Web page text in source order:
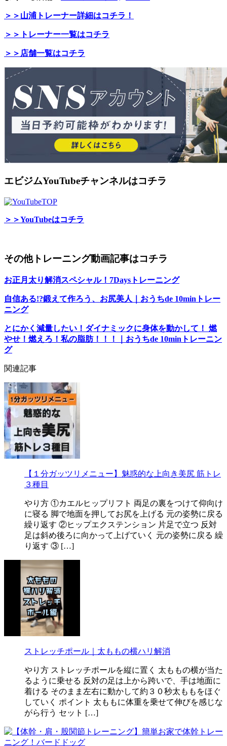
＞＞山浦トレーナー詳細はコチラ！
＞＞トレーナー一覧はコチラ
＞＞店舗一覧はコチラ
エビジムYouTubeチャンネルはコチラ
＞＞YouTubeはコチラ
その他トレーニング動画記事はコチラ
お正月太り解消スペシャル！7Daysトレーニング
自信ある!?鍛えて作ろう、お尻美人｜おうちde 10minトレー
ニング
とにかく減量したい！ダイナミックに身体を動かして！ 燃
やせ！燃えろ！私の脂肪！！！｜おうちde 10minトレーニン
グ
関連記事
【１分ガッツリメニュー】魅惑的な上向き美尻 筋トレ
３種目
やり方 ①カエルヒップリフト 両足の裏をつけて仰向け
に寝る 脚で地面を押してお尻を上げる 元の姿勢に戻る
繰り返す ②ヒップエクステンション 片足で立つ 反対
足は斜め後ろに向かって上げていく 元の姿勢に戻る 繰
り返す ③ […]
ストレッチポール｜太ももの横ハリ解消
やり方 ストレッチポールを縦に置く 太ももの横が当た
るように乗せる 反対の足は上から跨いで、手は地面に
着ける そのまま左右に動かして約３０秒太ももをほぐ
していく ポイント 太ももに体重を乗せて伸びを感じな
がら行う セット […]